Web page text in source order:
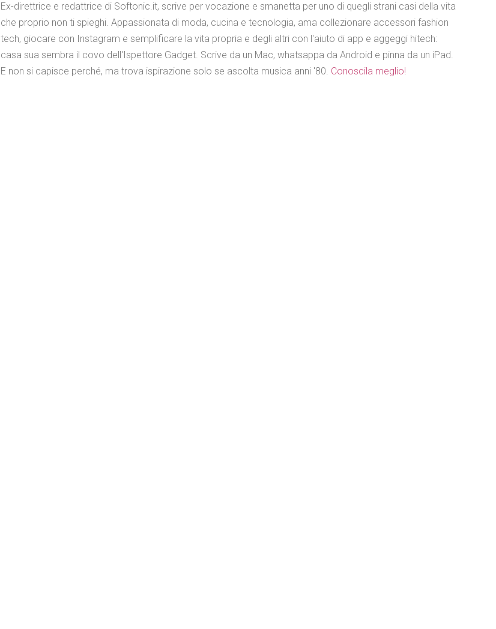
Ex-direttrice e redattrice di Softonic.it, scrive per vocazione e smanetta per uno di quegli strani casi della vita
che proprio non ti spieghi. Appassionata di moda, cucina e tecnologia, ama collezionare accessori fashion
tech, giocare con Instagram e semplificare la vita propria e degli altri con l'aiuto di app e aggeggi hitech:
casa sua sembra il covo dell'Ispettore Gadget. Scrive da un Mac, whatsappa da Android e pinna da un iPad.
E non si capisce perché, ma trova ispirazione solo se ascolta musica anni '80. Conoscila meglio!